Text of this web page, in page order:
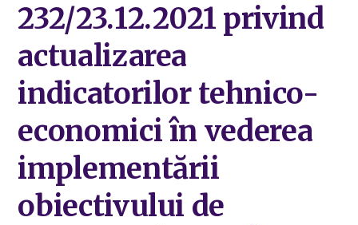
232/23.12.2021 privind
actualizarea
indicatorilor tehnico-
economici în vederea
implementării
obiectivului de